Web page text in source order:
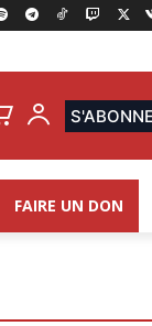
FAIRE UN DON